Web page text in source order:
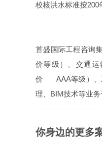
校核洪水标准按200
首盛国际工程咨询
价等级）、交通
价 AAA等级）、
理、BIM技术等业务
你身边的更多